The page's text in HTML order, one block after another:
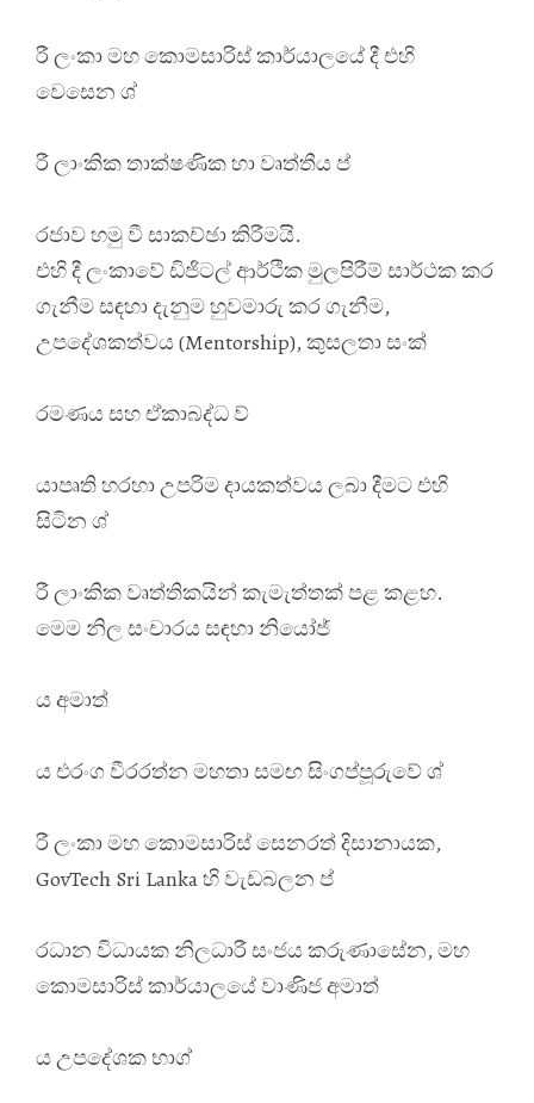
රී ලංකා මහ කොමසාරිස් කාර්යාලයේ දී එහි
වෙසෙන ශ්
රී ලාංකික තාක්ෂණික හා වෘත්තීය ප්
රජාව හමු වී සාකච්ඡා කිරීමයි.
එහි දී ලංකාවේ ඩිජිටල් ආර්ථික මුලපිරීම් සාර්ථක කර
ගැනීම සඳහා දැනුම හුවමාරු කර ගැනීම,
උපදේශකත්වය (Mentorship), කුසලතා සංක්
රමණය සහ ඒකාබද්ධ ව්
යාපෘති හරහා උපරිම දායකත්වය ලබා දීමට එහි
සිටින ශ්
රී ලාංකික වෘත්තිකයින් කැමැත්තක් පළ කළහ.
මෙම නිල සංචාරය සඳහා නියෝජ්
ය අමාත්
ය එරංග වීරරත්න මහතා සමඟ සිංගප්පූරුවේ ශ්
රී ලංකා මහ කොමසාරිස් සෙනරත් දිසානායක,
GovTech Sri Lanka හි වැඩබලන ප්
රධාන විධායක නිලධාරී සංජය කරුණාසේන, මහ
කොමසාරිස් කාර්යාලයේ වාණිජ අමාත්
ය උපදේශක භාග්